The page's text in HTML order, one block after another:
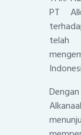
PT